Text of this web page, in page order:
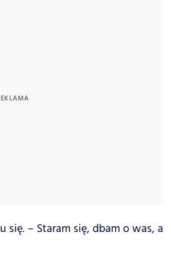
się. – Staram się, dbam o was, a